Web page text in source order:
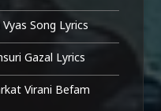
Song Lyrics
Gazal Lyrics
Virani Befam